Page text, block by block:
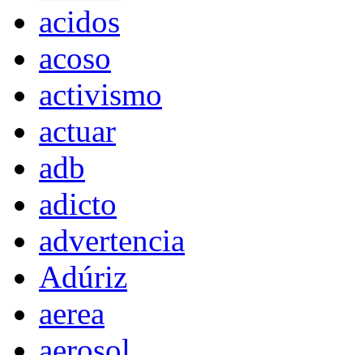
acidos
acoso
activismo
actuar
adb
adicto
advertencia
Adúriz
aerea